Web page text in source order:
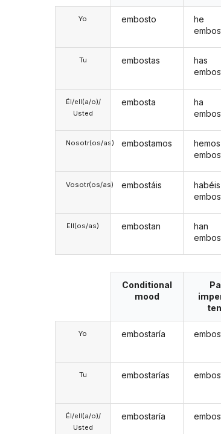
Yo
Tu
Él/ell(a/o)/
Usted
Nosotr(os/as)
Vosotr(os/as)
Ell(os/as)
embosto
embostas
embosta
embostamos
embostáis
embostan
he
has
ha
hemos
habéis
han
Yo
Tu
Él/ell(a/o)/
Usted
Conditional
mood
embostaría
embostarías
embostaría